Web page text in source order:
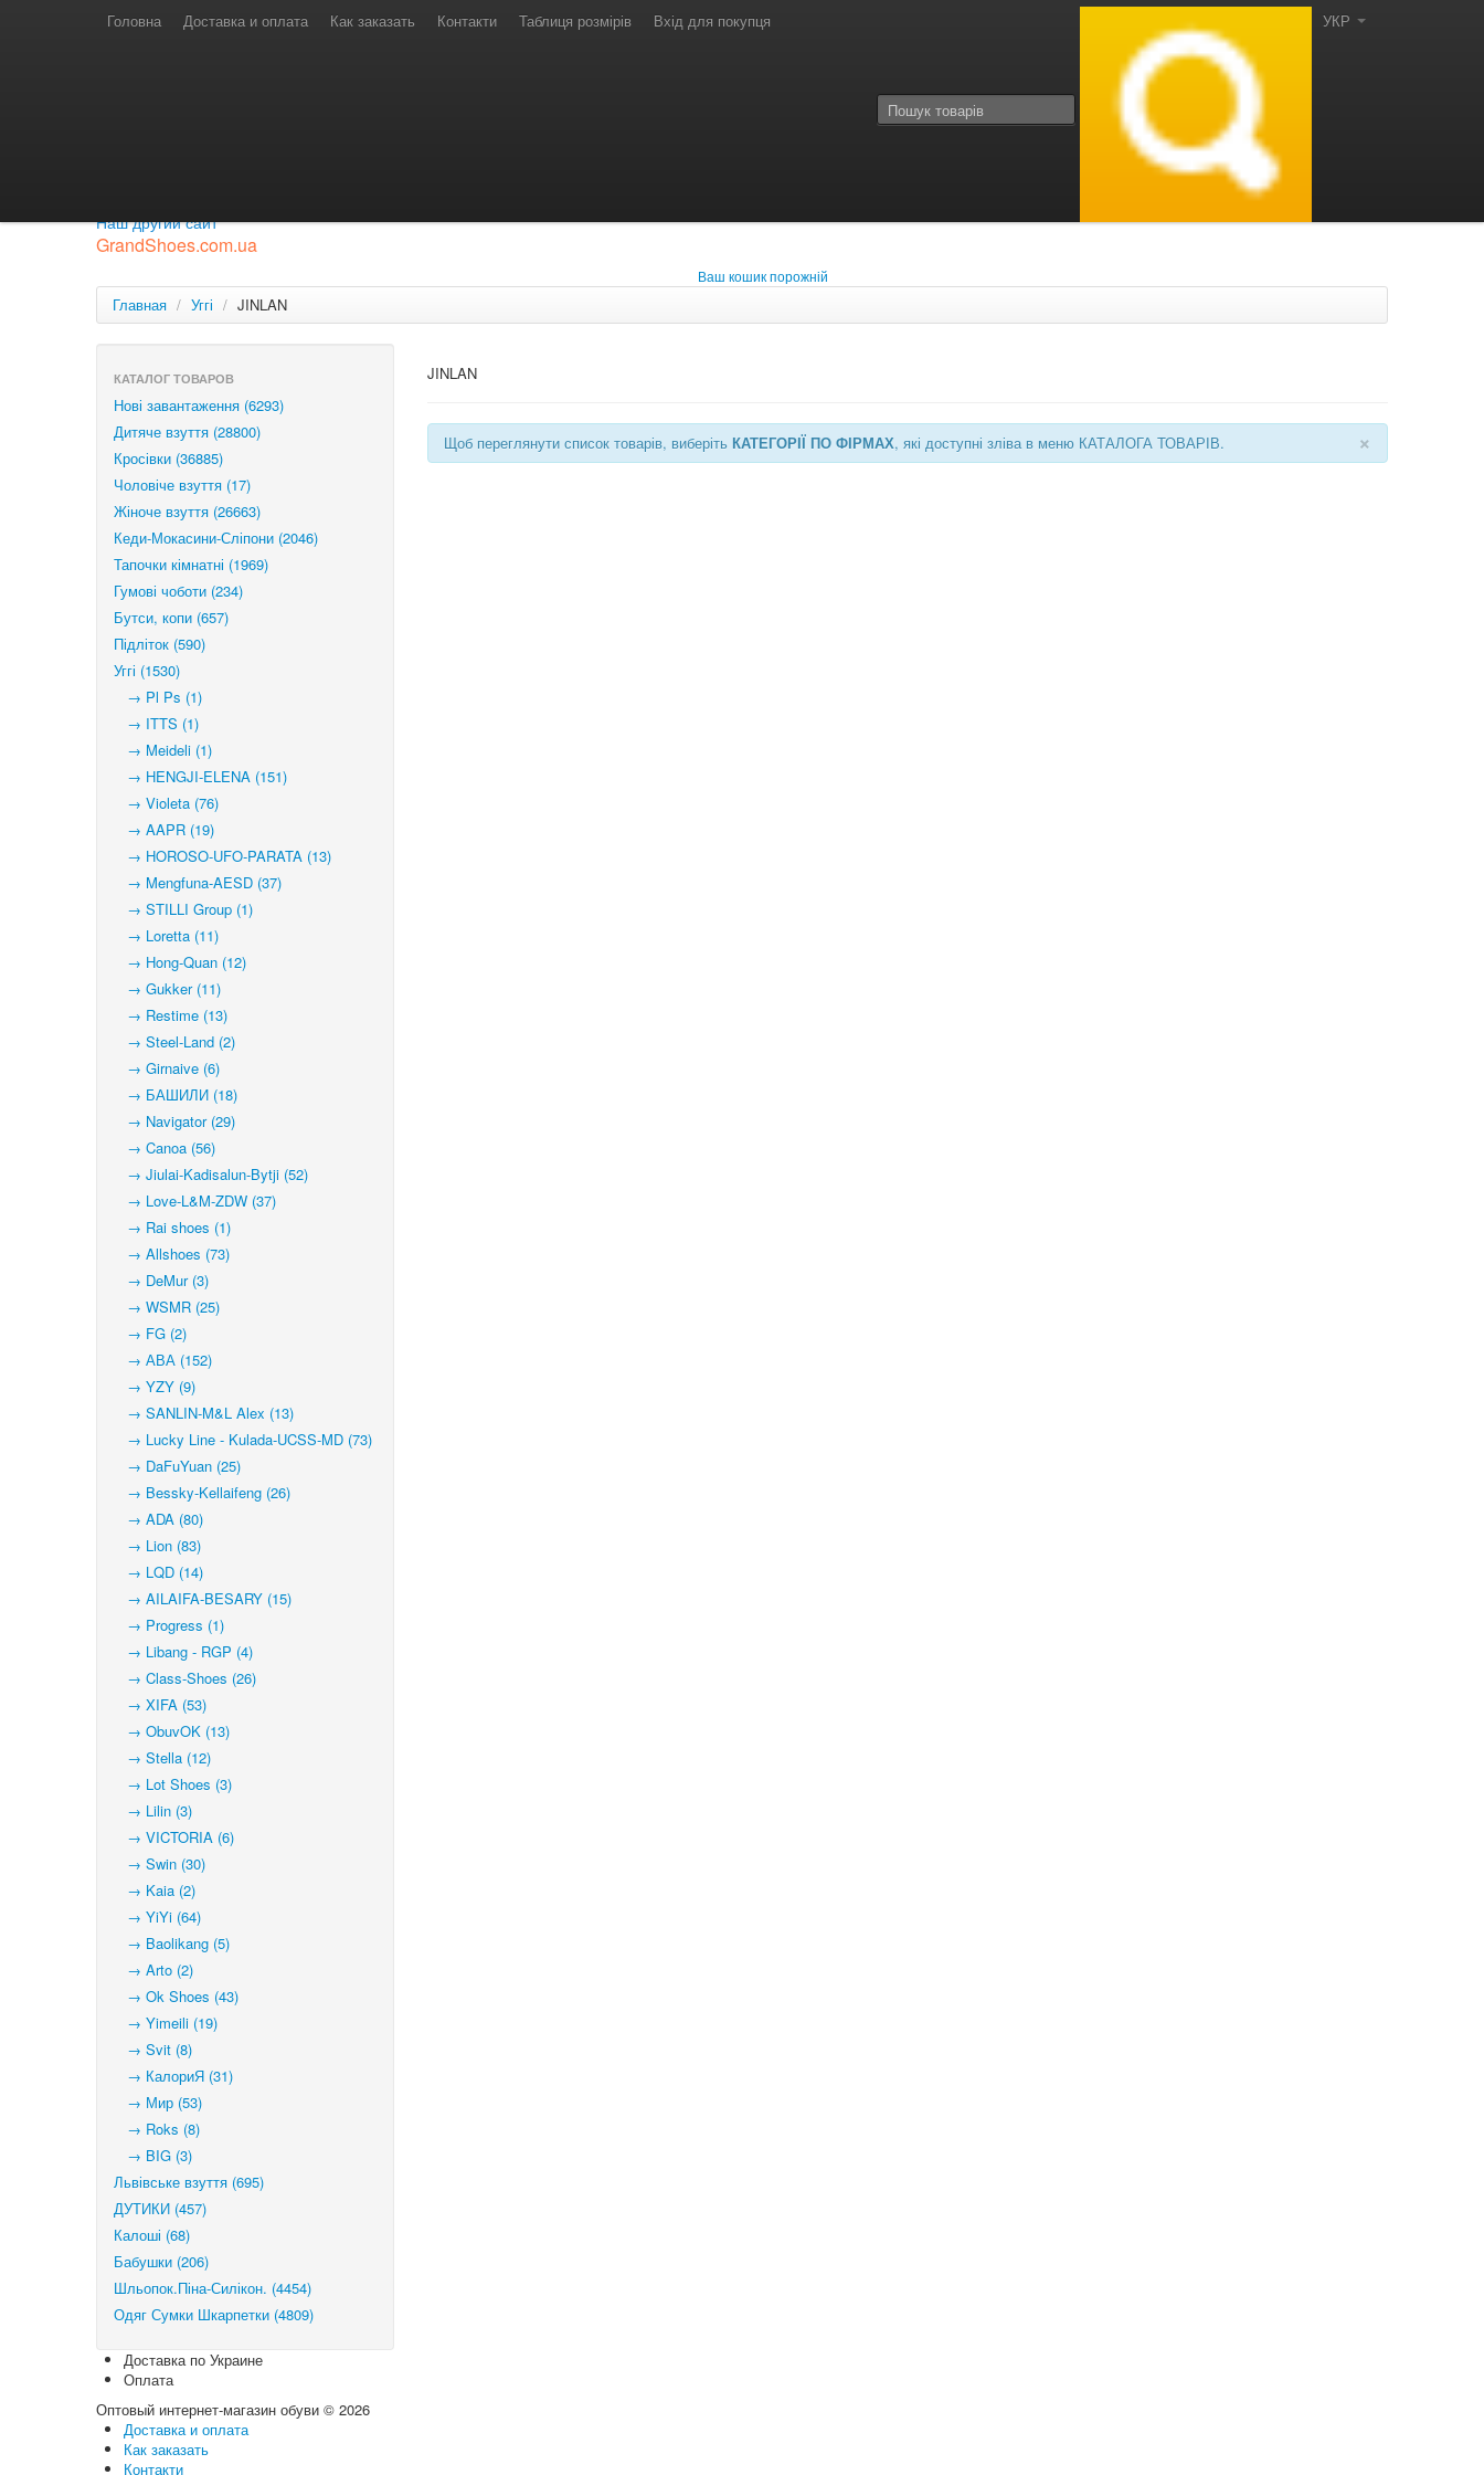
Головна Доставка и оплата Как заказать Контакти Таблиця розмірів Вхід для покупця УКР
Лайф: (063) 527-76-88 МТС: (050) 967-41-33
Наш другий сайт
GrandShoes.com.ua
Ваш кошик порожній
Главная / Уггі / JINLAN
КАТАЛОГ ТОВАРОВ
Нові завантаження (6293)
Дитяче взуття (28800)
Кросівки (36885)
Чоловіче взуття (17)
Жіноче взуття (26663)
Кеди-Мокасини-Сліпони (2046)
Тапочки кімнатні (1969)
Гумові чоботи (234)
Бутси, копи (657)
Підліток (590)
Уггі (1530)
→ Pl Ps (1)
→ ITTS (1)
→ Meideli (1)
→ HENGJI-ELENA (151)
→ Violeta (76)
→ AAPR (19)
→ HOROSO-UFO-PARATA (13)
→ Mengfuna-AESD (37)
→ STILLI Group (1)
→ Loretta (11)
→ Hong-Quan (12)
→ Gukker (11)
→ Restime (13)
→ Steel-Land (2)
→ Girnaive (6)
→ БАШИЛИ (18)
→ Navigator (29)
→ Canoa (56)
→ Jiulai-Kadisalun-Bytji (52)
→ Love-L&M-ZDW (37)
→ Rai shoes (1)
→ Allshoes (73)
→ DeMur (3)
→ WSMR (25)
→ FG (2)
→ АВА (152)
→ YZY (9)
→ SANLIN-M&L Alex (13)
→ Lucky Line - Kulada-UCSS-MD (73)
→ DaFuYuan (25)
→ Bessky-Kellaifeng (26)
→ ADA (80)
→ Lion (83)
→ LQD (14)
→ AILAIFA-BESARY (15)
→ Progress (1)
→ Libang - RGP (4)
→ Class-Shoes (26)
→ XIFA (53)
→ ObuvOK (13)
→ Stella (12)
→ Lot Shoes (3)
→ Lilin (3)
→ VICTORIA (6)
→ Swin (30)
→ Kaia (2)
→ YiYi (64)
→ Baolikang (5)
→ Arto (2)
→ Ok Shoes (43)
→ Yimeili (19)
→ Svit (8)
→ КалориЯ (31)
→ Мир (53)
→ Roks (8)
→ BIG (3)
Львівське взуття (695)
ДУТИКИ (457)
Калоші (68)
Бабушки (206)
Шльопок.Піна-Силікон. (4454)
Одяг Сумки Шкарпетки (4809)
JINLAN
×
Щоб переглянути список товарів, виберіть КАТЕГОРІЇ ПО ФІРМАХ, які доступні зліва в меню КАТАЛОГА ТОВАРІВ.
Доставка по Украине
Оплата
Оптовый интернет-магазин обуви © 2026
Доставка и оплата
Как заказать
Контакти